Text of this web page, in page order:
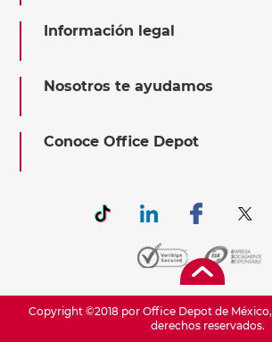
Información legal
Nosotros te ayudamos
Conoce Office Depot
Copyright ©2018 por Office Depot de México,
derechos reservados.